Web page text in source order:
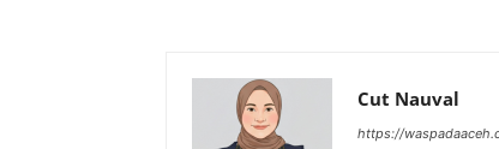
Cut Nauval
https://